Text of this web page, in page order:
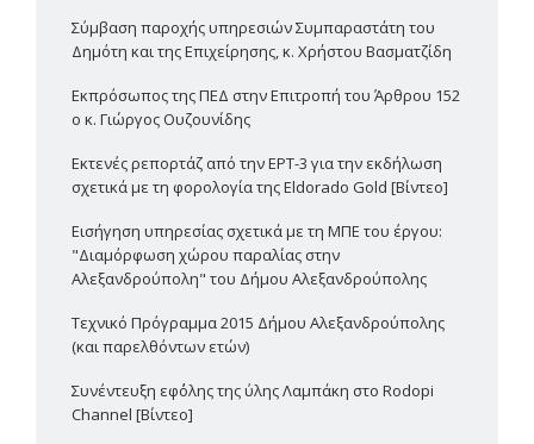
Σύμβαση παροχής υπηρεσιών Συμπαραστάτη του
Δημότη και της Επιχείρησης, κ. Χρήστου Βασματζίδη
Εκπρόσωπος της ΠΕΔ στην Επιτροπή του Άρθρου 152
ο κ. Γιώργος Ουζουνίδης
Εκτενές ρεπορτάζ από την ΕΡΤ-3 για την εκδήλωση
σχετικά με τη φορολογία της Eldorado Gold [Βίντεο]
Εισήγηση υπηρεσίας σχετικά με τη ΜΠΕ του έργου:
"Διαμόρφωση χώρου παραλίας στην
Αλεξανδρούπολη" του Δήμου Αλεξανδρούπολης
Τεχνικό Πρόγραμμα 2015 Δήμου Αλεξανδρούπολης
(και παρελθόντων ετών)
Συνέντευξη εφ΄όλης της ύλης Λαμπάκη στο Rodopi
Channel [Βίντεο]